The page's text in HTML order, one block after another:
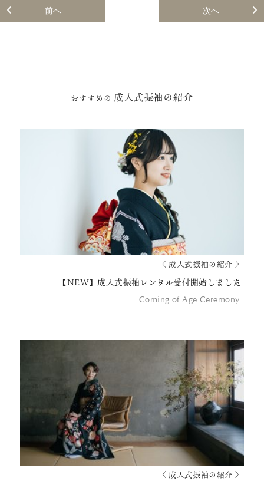
前へ 次へ
おすすめの 成人式振袖の紹介
〈 成人式振袖の紹介 〉
【NEW】成人式振袖レンタル受付開始しました
Coming of Age Ceremony
〈 成人式振袖の紹介 〉